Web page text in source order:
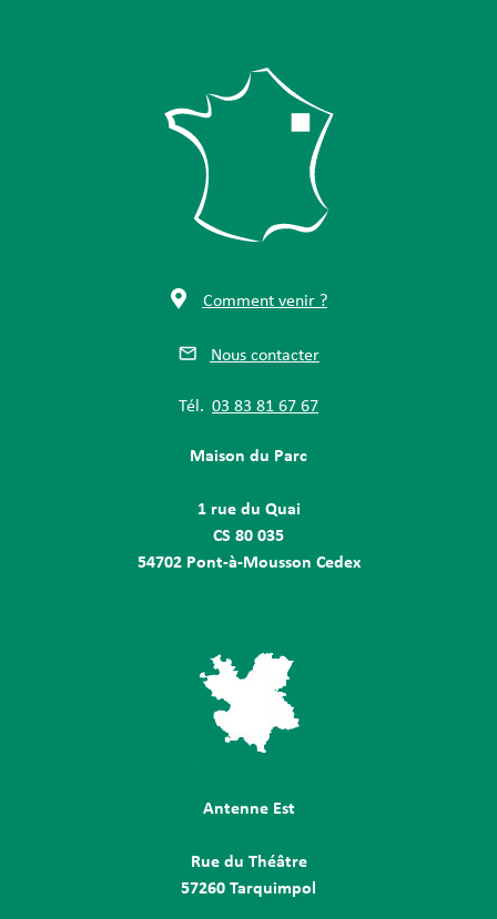
Comment venir ?
Nous contacter
Tél. 03 83 81 67 67
Maison du Parc
1 rue du Quai
CS 80 035
54702 Pont-à-Mousson Cedex
Antenne Est
Rue du Théâtre
57260 Tarquimpol